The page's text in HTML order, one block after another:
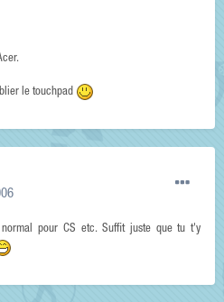
le touchpad
pour CS etc. Suffit juste que tu t'y